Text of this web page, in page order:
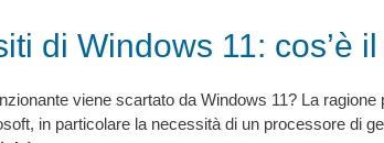
di Windows 11: cos’è
viene scartato da Windows 11? La
in particolare la necessità di un processore di